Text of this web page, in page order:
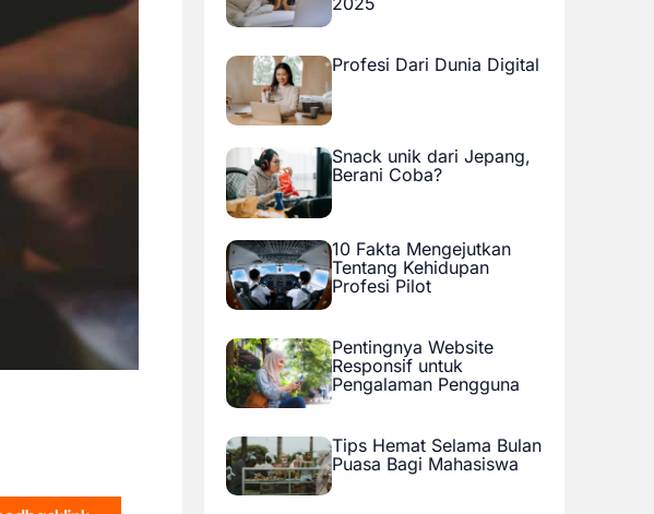
Profesi Dari Dunia Digital
Snack unik dari Jepang,
Berani Coba?
10 Fakta Mengejutkan
Tentang Kehidupan
Profesi Pilot
Pentingnya Website
Responsif untuk
Pengalaman Pengguna
Tips Hemat Selama Bulan
Puasa Bagi Mahasiswa